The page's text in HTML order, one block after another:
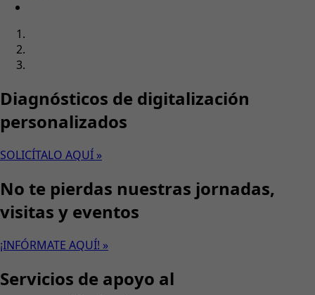
Diagnósticos de digitalización
personalizados
SOLICÍTALO AQUÍ »
No te pierdas nuestras jornadas,
visitas y eventos
¡INFÓRMATE AQUÍ! »
Servicios de apoyo al